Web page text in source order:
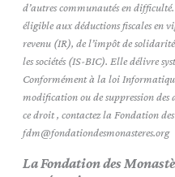
d’autres communautés en
éligible aux déductions fiscales en
revenu (IR), de l’impôt de
les sociétés (IS-BIC). Elle délivre
Conformément à la loi
modification ou de suppression des
ce droit , contactez la Fondation
fdm@fondationdesmonasteres.org
La Fondation des